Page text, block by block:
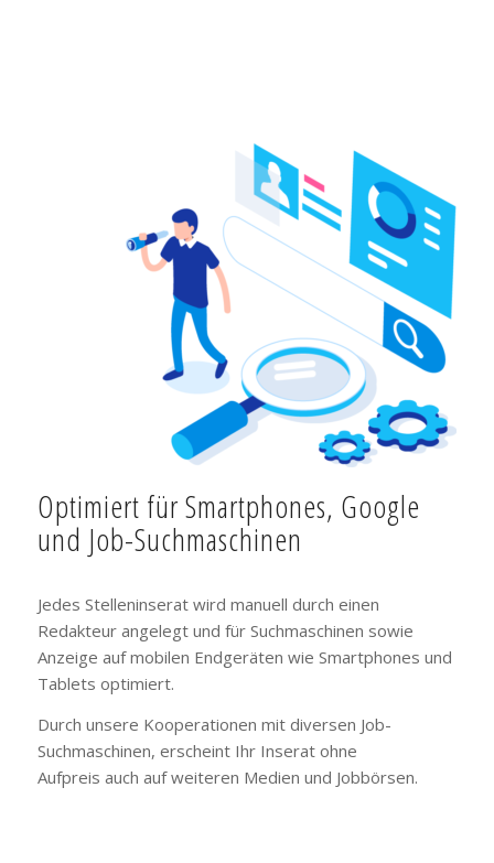
Optimiert für Smartphones, Google
und Job-Suchmaschinen
Jedes Stelleninserat wird manuell durch einen
Redakteur angelegt und für Suchmaschinen sowie
Anzeige auf mobilen Endgeräten wie Smartphones und
Tablets optimiert.
Durch unsere Kooperationen mit diversen Job-
Suchmaschinen, erscheint Ihr Inserat ohne
Aufpreis auch auf weiteren Medien und Jobbörsen.